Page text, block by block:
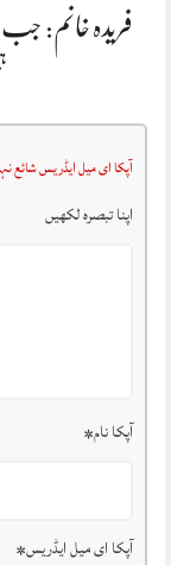
فریدہ خانم:
آپکا ای میل ایڈریس شائع
اپنا تبصرہ لکھیں
آپکا نام*
آپکا ای میل ایڈریس*